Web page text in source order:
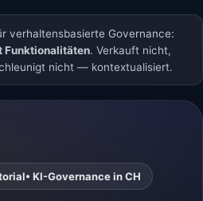
verhaltensbasierte Governance:
Funktionalitäten. Verkauft nicht,
nicht — kontextualisiert.
• KI-Governance in CH